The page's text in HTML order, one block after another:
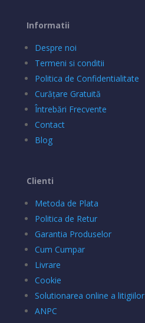
Informatii
Despre noi
Termeni si conditii
Politica de Confidentialitate
Curățare Gratuită
Întrebări Frecvente
Contact
Blog
Clienti
Metoda de Plata
Politica de Retur
Garantia Produselor
Cum Cumpar
Livrare
Cookie
Solutionarea online a litigiilor
ANPC